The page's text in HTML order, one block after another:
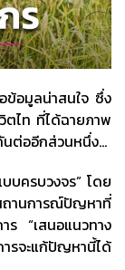
ข้อมูลน่าสนใจ ซึ่ง
ตไท ที่ได้ฉายภาพ
ต่ออีกส่วนหนึ่ง...
บครบวงจร” โดย
ถานการณ์ปัญหาที่
ร “เสนอแนวทาง
รจะแก้ปัญหานี้ได้